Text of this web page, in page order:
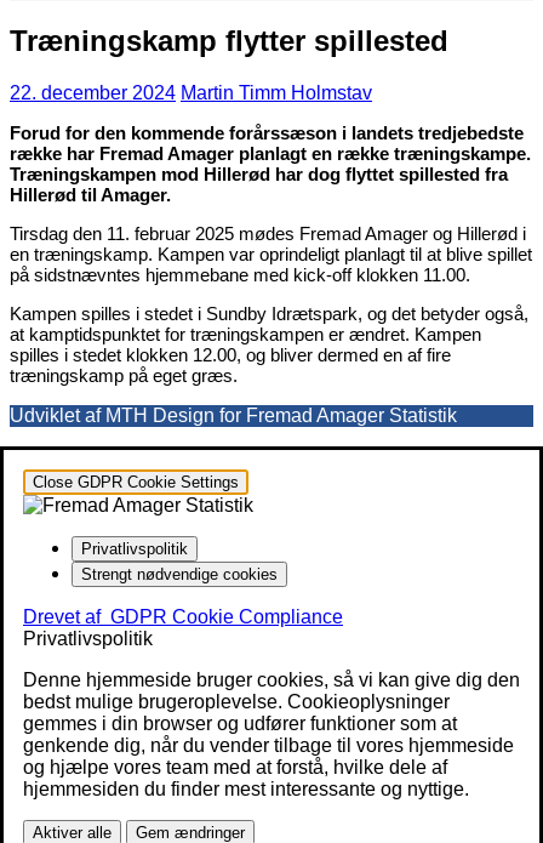
Træningskamp flytter spillested
22. december 2024 Martin Timm Holmstav
Forud for den kommende forårssæson i landets tredjebedste
række har Fremad Amager planlagt en række træningskampe.
Træningskampen mod Hillerød har dog flyttet spillested fra
Hillerød til Amager.
Tirsdag den 11. februar 2025 mødes Fremad Amager og Hillerød i
en træningskamp. Kampen var oprindeligt planlagt til at blive spillet
på sidstnævntes hjemmebane med kick-off klokken 11.00.
Kampen spilles i stedet i Sundby Idrætspark, og det betyder også,
at kamptidspunktet for træningskampen er ændret. Kampen
spilles i stedet klokken 12.00, og bliver dermed en af fire
træningskamp på eget græs.
Udviklet af MTH Design for Fremad Amager Statistik
Close GDPR Cookie Settings
Privatlivspolitik
Strengt nødvendige cookies
Drevet af GDPR Cookie Compliance
Privatlivspolitik
Denne hjemmeside bruger cookies, så vi kan give dig den
bedst mulige brugeroplevelse. Cookieoplysninger
gemmes i din browser og udfører funktioner som at
genkende dig, når du vender tilbage til vores hjemmeside
og hjælpe vores team med at forstå, hvilke dele af
hjemmesiden du finder mest interessante og nyttige.
Aktiver alle Gem ændringer